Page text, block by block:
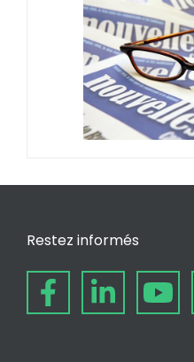
Restez informés